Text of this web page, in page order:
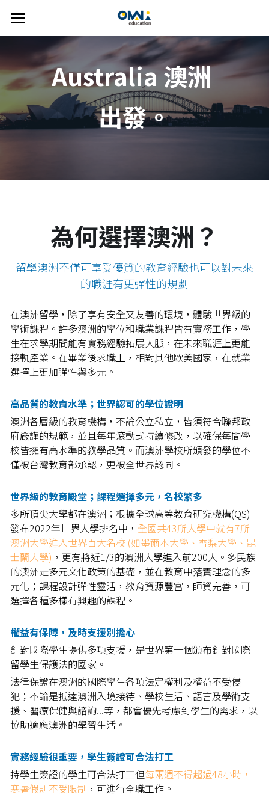
首頁
關於我們
關於我們
我們的服務
選擇國家
美國
👍🏻 推薦方案
主題遊學方案
英語學習輔導
雅思考試相關
繁體中文
繁體中文
info@omniedu.co
預約諮詢
Australia 澳洲
出發。
為何選擇澳洲？
留學澳洲不僅可享受優質的教育經驗也可以對未來
的職涯有更彈性的規劃
在澳洲留學，除了享有安全又友善的環境，體驗世界級的
學術課程。許多澳洲的學位和職業課程皆有實務工作，學
生在求學期間能有實務經驗拓展人脈，在未來職涯上更能
接軌產業。在畢業後求職上，相對其他歐美國家，在就業
選擇上更加彈性與多元。
高品質的教育水準；世界認可的學位證明
澳洲各層級的教育機構，不論公立私立，皆須符合聯邦政
府嚴謹的規範，並且每年滾動式持續修改，以確保每間學
校皆擁有高水準的教學品質。而澳洲學校所頒發的學位不
僅被台灣教育部承認，更被全世界認同。
世界級的教育殿堂；課程選擇多元，名校繁多
多所頂尖大學都在澳洲；根據全球高等教育研究機構(QS)
發布2022年世界大學排名中， 全國共43所大學中就有7所
澳洲大學進入世界百大名校 (如墨爾本大學、雪梨大學、昆
士蘭大學) ，更有將近1/3的澳洲大學進入前200大。多民族
的澳洲是多元文化政策的基礎，並在教育中落實理念的多
元化；課程設計彈性靈活，教育資源豐富，師資完善，可
選擇各種多樣有興趣的課程。
權益有保障，及時支援別擔心
針對國際學生提供多項支援，是世界第一個頒布針對國際
留學生保護法的國家。
法律保證在澳洲的國際學生各項法定權利及權益不受侵
犯；不論是抵達澳洲入境接待、學校生活、語言及學術支
援、醫療保健與諮詢...等，都會優先考慮到學生的需求，以
協助適應澳洲的學習生活。
實務經驗很重要，學生簽證可合法打工
持學生簽證的學生可合法打工但每兩週不得超過48小時，
寒暑假則不受限制 ，可進行全職工作。
部落格分類
所有博客分類
Johns Hopkins University
Bond University
ICHM
BHMS
La Trobe University